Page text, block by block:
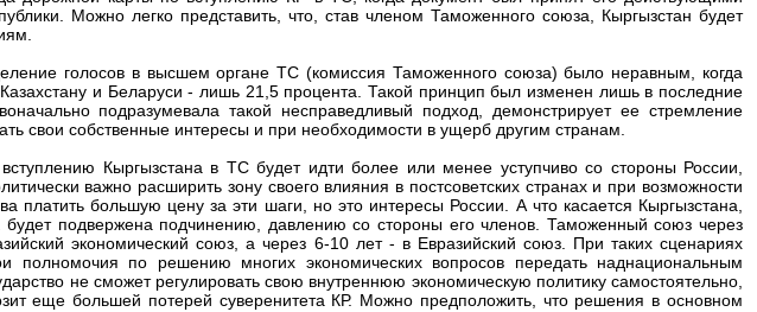
Можно легко представить, что, став членом Таможенного союза, Кыргызстан будет
голосов в высшем органе ТС (комиссия Таможенного союза) было неравным, когда
и Беларуси - лишь 21,5 процента. Такой принцип был изменен лишь в последние
подразумевала такой несправедливый подход, демонстрирует ее стремление
свои собственные интересы и при необходимости в ущерб другим странам.
Кыргызстана в ТС будет идти более или менее уступчиво со стороны России,
важно расширить зону своего влияния в постсоветских странах и при возможности
платить большую цену за эти шаги, но это интересы России. А что касается Кыргызстана,
подвержена подчинению, давлению со стороны его членов. Таможенный союз через
экономический союз, а через 6-10 лет - в Евразийский союз. При таких сценариях
полномочия по решению многих экономических вопросов передать наднациональным
не сможет регулировать свою внутреннюю экономическую политику самостоятельно,
еще большей потерей суверенитета КР. Можно предположить, что решения в основном